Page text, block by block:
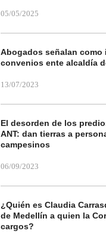
05/05/2025
Abogados señalan como
convenios ente alcaldía
13/07/2023
El desorden de los
ANT: dan tierras a
campesinos
06/09/2023
¿Quién es Claudia
de Medellín a quien la
cargos?